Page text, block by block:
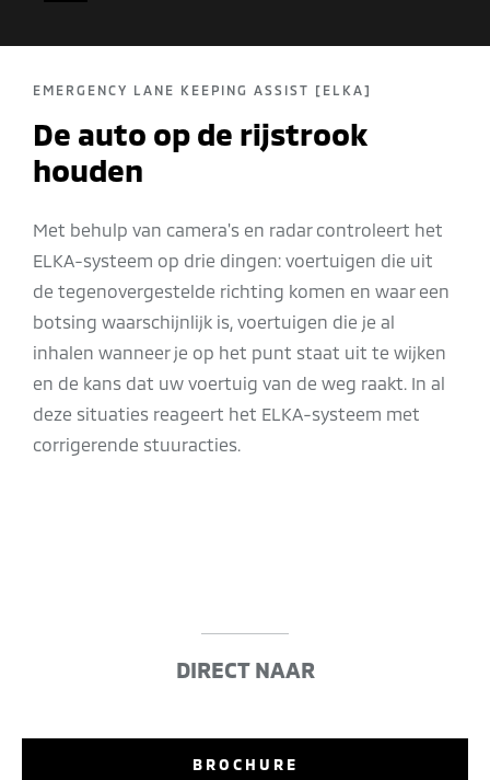
EMERGENCY LANE KEEPING ASSIST [ELKA]
De auto op de rijstrook
houden
Met behulp van camera's en radar controleert het
ELKA-systeem op drie dingen: voertuigen die uit
de tegenovergestelde richting komen en waar een
botsing waarschijnlijk is, voertuigen die je al
inhalen wanneer je op het punt staat uit te wijken
en de kans dat uw voertuig van de weg raakt. In al
deze situaties reageert het ELKA-systeem met
corrigerende stuuracties.
DIRECT NAAR
BROCHURE